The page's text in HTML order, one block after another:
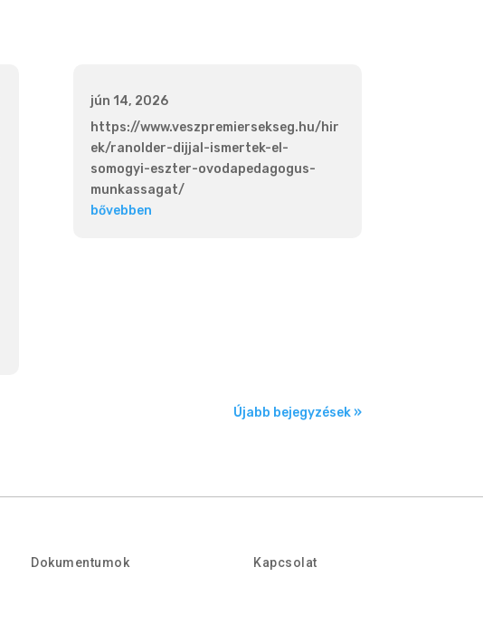
jún 14, 2026
https://www.veszpremiersekseg.hu/hir
ek/ranolder-dijjal-ismertek-el-
somogyi-eszter-ovodapedagogus-
munkassagat/
bővebben
Újabb bejegyzések »
Dokumentumok Kapcsolat